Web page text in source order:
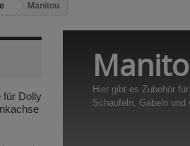
Manitou
für Dolly
Hier gibt es Zubehör
Schaufeln, Gabeln und